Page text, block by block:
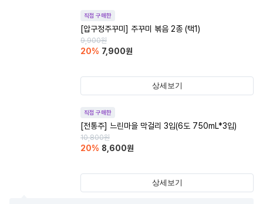
직접 구매한
[압구정주꾸미] 주꾸미 볶음 2종 (택1)
9,900원
20% 7,900원
상세보기
직접 구매한
[전통주] 느린마을 막걸리 3입(6도 750mL*3입)
10,800원
20% 8,600원
상세보기